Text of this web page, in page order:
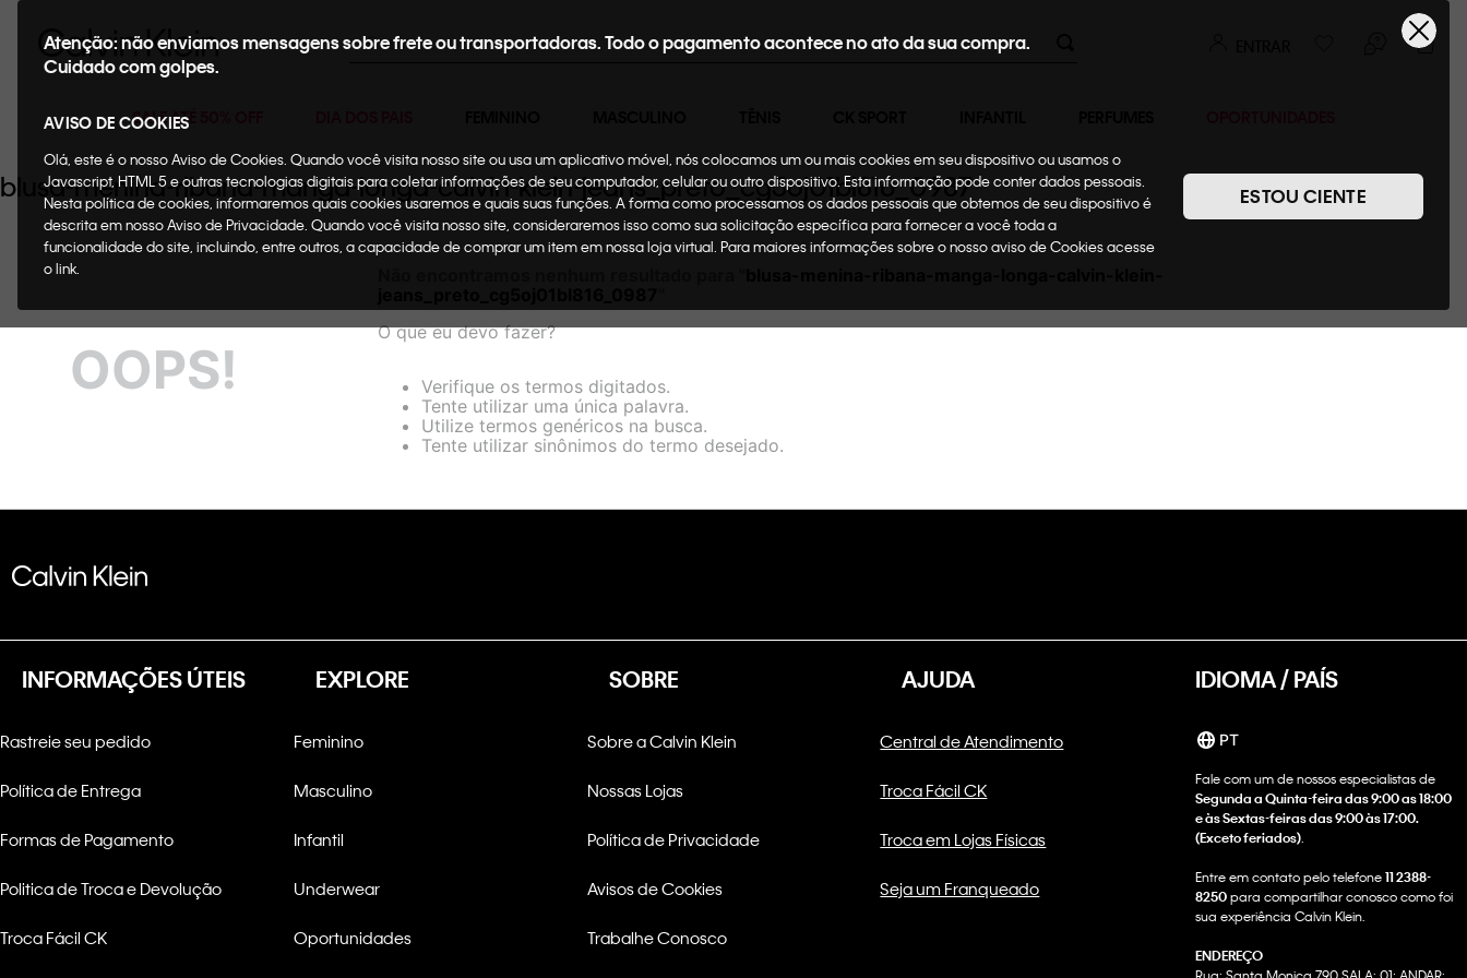
Buscar
SALE ATÉ 50% OFF
Atenção: não enviamos mensagens sobre frete ou transportadoras. Todo o pagamento acontece no ato da sua compra.
Cuidado com golpes.
AVISO DE COOKIES
Olá, este é o nosso Aviso de Cookies. Quando você visita nosso site ou usa um aplicativo móvel, nós colocamos um ou mais cookies em seu dispositivo ou usamos o
Javascript, HTML 5 e outras tecnologias digitais para coletar informações de seu computador, celular ou outro dispositivo. Esta informação pode conter dados pessoais.
Nesta política de cookies, informaremos quais cookies usaremos e quais suas funções. A forma como processamos os dados pessoais que obtemos de seu dispositivo é
descrita em nosso Aviso de Privacidade. Quando você visita nosso site, consideraremos isso como sua solicitação específica para fornecer a você toda a
funcionalidade do site, incluindo, entre outros, a capacidade de comprar um item em nossa loja virtual. Para maiores informações sobre o nosso aviso de Cookies acesse
o link.
ESTOU CIENTE
blusa-menina-ribana-manga-longa-calvin-klein-jeans_preto_cg5oj01bl816_0987
OOPS!
O que eu devo fazer?
Verifique os termos digitados.
Tente utilizar uma única palavra.
Utilize termos genéricos na busca.
Tente utilizar sinônimos do termo desejado.
INFORMAÇÕES ÚTEIS
Rastreie seu pedido
Política de Entrega
Formas de Pagamento
Politica de Troca e Devolução
Troca Fácil CK
EXPLORE
Feminino
Masculino
Infantil
Underwear
Oportunidades
SOBRE
Sobre a Calvin Klein
Nossas Lojas
Política de Privacidade
Avisos de Cookies
Trabalhe Conosco
AJUDA
Central de Atendimento
Troca Fácil CK
Troca em Lojas Físicas
Seja um Franqueado
IDIOMA / PAÍS
PT
Fale com um de nossos especialistas de
Segunda a Quinta-feira das 9:00 as 18:00
e às Sextas-feiras das 9:00 às 17:00.
(Exceto feriados)
Entre em contato pelo telefone11 2388-
8250para compartilhar conosco como foi
sua experiência Calvin Klein.
ENDEREÇO